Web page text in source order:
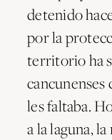
detenido
por la
territorio ha
les faltaba.
a la laguna,